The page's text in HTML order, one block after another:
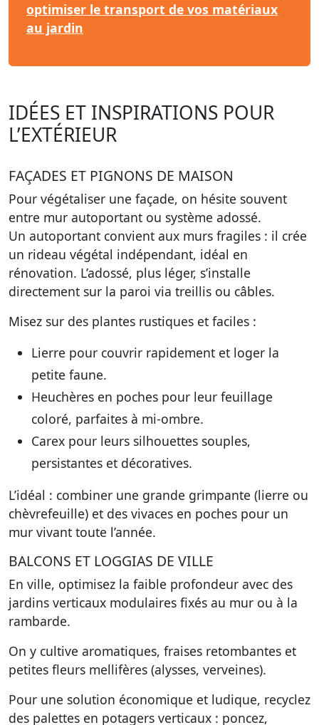
optimiser le transport de vos matériaux
au jardin
IDÉES ET INSPIRATIONS POUR
L’EXTÉRIEUR
FAÇADES ET PIGNONS DE MAISON
Pour végétaliser une façade, on hésite souvent
entre mur autoportant ou système adossé.
Un autoportant convient aux murs fragiles : il crée
un rideau végétal indépendant, idéal en
rénovation. L’adossé, plus léger, s’installe
directement sur la paroi via treillis ou câbles.
Misez sur des plantes rustiques et faciles :
Lierre pour couvrir rapidement et loger la
petite faune.
Heuchères en poches pour leur feuillage
coloré, parfaites à mi-ombre.
Carex pour leurs silhouettes souples,
persistantes et décoratives.
L’idéal : combiner une grande grimpante (lierre ou
chèvrefeuille) et des vivaces en poches pour un
mur vivant toute l’année.
BALCONS ET LOGGIAS DE VILLE
En ville, optimisez la faible profondeur avec des
jardins verticaux modulaires fixés au mur ou à la
rambarde.
On y cultive aromatiques, fraises retombantes et
petites fleurs mellifères (alysses, verveines).
Pour une solution économique et ludique, recyclez
des palettes en potagers verticaux : poncez,